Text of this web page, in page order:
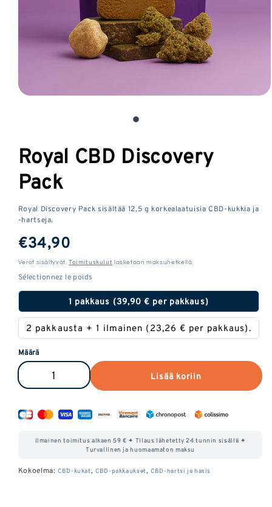
ikkunassa
Royal CBD Discovery
Pack
Royal Discovery Pack sisältää 12,5 g korkealaatuisia CBD-kukkia ja
-hartseja.
Tavallinen
hinta
€34,90
Verot sisältyvät.Toimituskulut lasketaan maksuhetkellä.
1 pakkaus (39,90 € per pakkaus)
2 pakkausta + 1 ilmainen (23,26 € per pakkaus).
Määrä
Vähennä
CBD
Discovery
määrää.
Kasvata
CBD
Discovery
Packin
määrää
Lisää koriin
Ilmainen toimitus alkaen 59 € ✦ Tilaus lähetetty 24 tunnin sisällä ✦
Turvallinen ja huomaamaton maksu
Kokoelma:CBD-kukat, CBD-pakkaukset,CBD-hartsi ja hasis